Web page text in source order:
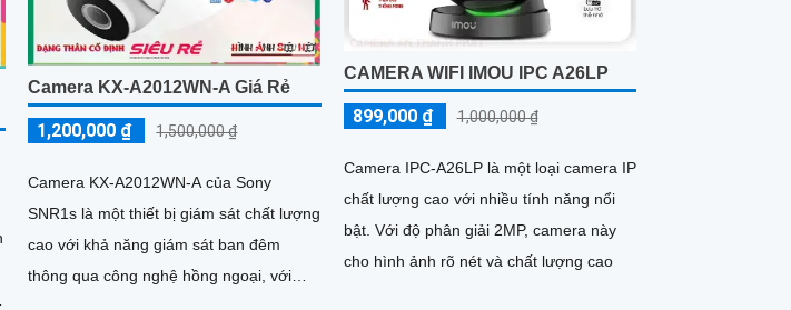
Camera KX-A2012WN-A Giá Rẻ
1,200,000 ₫ 1,500,000 ₫
Camera KX-A2012WN-A của Sony
SNR1s là một thiết bị giám sát chất lượng
cao với khả năng giám sát ban đêm
thông qua công nghệ hồng ngoại, với
CAMERA WIFI IMOU IPC A26LP
899,000 ₫ 1,000,000 ₫
Camera IPC-A26LP là một loại camera IP
chất lượng cao với nhiều tính năng nổi
bật. Với độ phân giải 2MP, camera này
cho hình ảnh rõ nét và chất lượng cao